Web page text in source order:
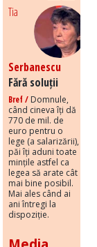
Tia
Serbanescu
Fără soluții
Bref / Domnule,
când cineva îți dă
770 de mil. de
euro pentru o
lege (a salarizării),
păi îți aduni toate
mințile astfel ca
legea să arate cât
mai bine posibil.
Mai ales când ai
ani întregi la
dispoziție.